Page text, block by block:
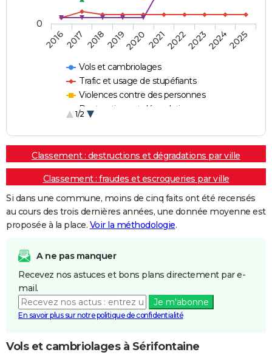
Vols et cambriolages
Trafic et usage de stupéfiants
Violences contre des personnes
Destructions et dégradations
1/2
20162017 20182019202020212022202320242025
0
Classement : destructions et dégradations par ville
Classement : fraudes et escroqueries par ville
Si dans une commune, moins de cinq faits ont été recensés
au cours des trois dernières années, une donnée moyenne est
proposée à la place. Voir la méthodologie.
A ne pas manquer
Recevez nos astuces et bons plans directement par e-
mail.
Je m'abonne
En savoir plus sur notre politique de confidentialité
Vols et cambriolages à Sérifontaine